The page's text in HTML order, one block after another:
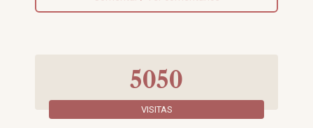
5050
VISITAS